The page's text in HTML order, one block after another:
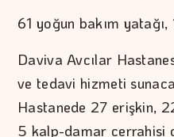
61 yoğun bakım yatağı,
Daviva Avcılar
ve tedavi hizmeti
Hastanede 27 erişkin,
5 kalp-damar cerrahisi